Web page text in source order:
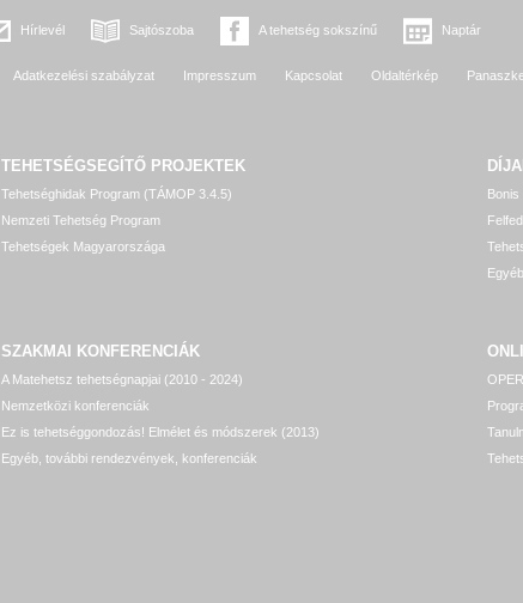
Hírlevél Sajtószoba A tehetség sokszínű Naptár
Adatkezelési szabályzat Impresszum Kapcsolat Oldaltérkép
TEHETSÉGSEGÍTŐ PROJEKTEK
Tehetséghidak Program (TÁMOP 3.4.5)
Nemzeti Tehetség Program
Tehetségek Magyarországa
Bonis
SZAKMAI KONFERENCIÁK
A Matehetsz tehetségnapjai (2010 - 2024)
Nemzetközi konferenciák
Ez is tehetséggondozás! Elmélet és módszerek (2013)
Egyéb, további rendezvények, konferenciák